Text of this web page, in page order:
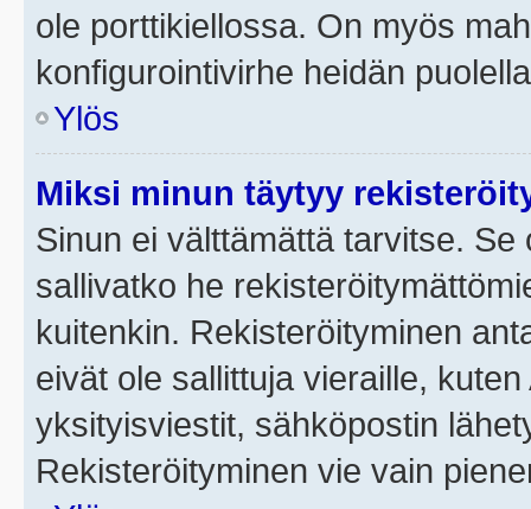
ole porttikiellossa. On myös
konfigurointivirhe heidän
Ylös
Miksi minun täytyy
Sinun ei välttämättä tarvitse.
sallivatko he
kuitenkin. Rekisteröityminen
eivät ole sallittuja vieraille,
yksityisviestit, sähköpostin
Rekisteröityminen vie vain